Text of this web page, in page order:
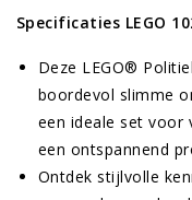
Specificaties LEGO
Deze LEGO®
boordevol slimme
een ideale set voor
een ontspannend
Ontdek stijlvolle